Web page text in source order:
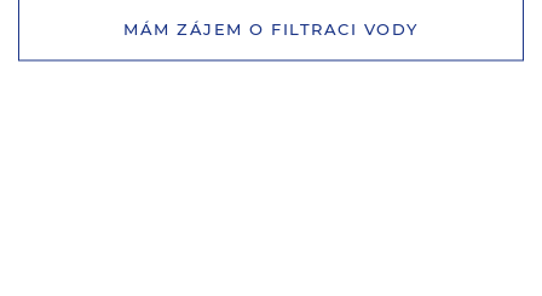
MÁM ZÁJEM O FILTRACI VODY